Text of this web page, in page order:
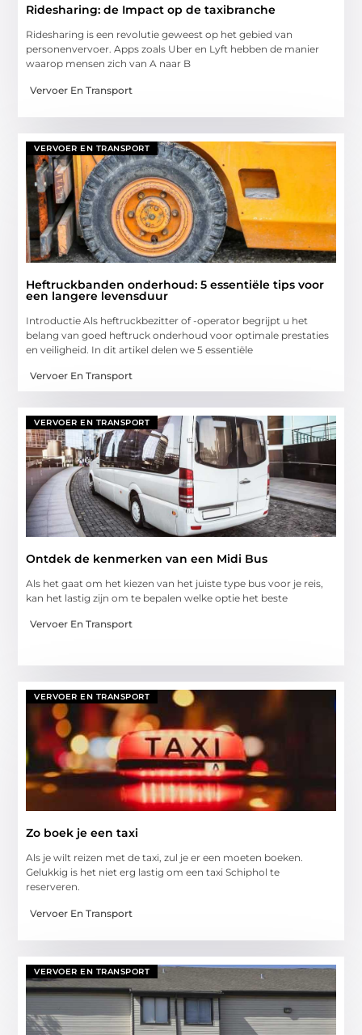
Ridesharing: de Impact op de taxibranche
Ridesharing is een revolutie geweest op het gebied van
personenvervoer. Apps zoals Uber en Lyft hebben de manier
waarop mensen zich van A naar B
Vervoer En Transport
VERVOER EN TRANSPORT
Heftruckbanden onderhoud: 5 essentiële tips voor
een langere levensduur
Introductie Als heftruckbezitter of -operator begrijpt u het
belang van goed heftruck onderhoud voor optimale prestaties
en veiligheid. In dit artikel delen we 5 essentiële
Vervoer En Transport
VERVOER EN TRANSPORT
Ontdek de kenmerken van een Midi Bus
Als het gaat om het kiezen van het juiste type bus voor je reis,
kan het lastig zijn om te bepalen welke optie het beste
Vervoer En Transport
VERVOER EN TRANSPORT
Zo boek je een taxi
Als je wilt reizen met de taxi, zul je er een moeten boeken.
Gelukkig is het niet erg lastig om een taxi Schiphol te
reserveren.
Vervoer En Transport
VERVOER EN TRANSPORT